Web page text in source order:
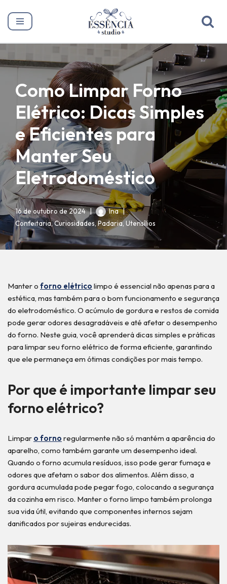
Pular
conteúdo
Como Limpar Forno
Elétrico: Dicas Simples
e Eficientes para
Manter Seu
Eletrodoméstico
16 de outubro de 2024
Ina
Confeitaria,Curiosidades,Padaria, Utensílios
Manter o forno elétrico limpo é essencial não apenas para a
estética, mas também para o bom funcionamento e segurança
do eletrodoméstico. O acúmulo de gordura e restos de comida
pode gerar odores desagradáveis e até afetar o desempenho
do forno. Neste guia, você aprenderá dicas simples e práticas
para limpar seu forno elétrico de forma eficiente, garantindo
que ele permaneça em ótimas condições por mais tempo.
Por que é importante limpar seu
forno elétrico?
Limpar o forno regularmente não só mantém a aparência do
aparelho, como também garante um desempenho ideal.
Quando o forno acumula resíduos, isso pode gerar fumaça e
odores que afetam o sabor dos alimentos. Além disso, a
gordura acumulada pode pegar fogo, colocando a segurança
da cozinha em risco. Manter o forno limpo também prolonga
sua vida útil, evitando que componentes internos sejam
danificados por sujeiras endurecidas.